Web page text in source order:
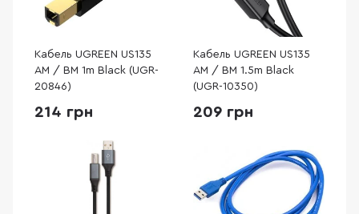
Кабель UGREEN US135
AM / BM 1m Black (UGR-
20846)
214 грн
Кабель UGREEN US135
AM / BM 1.5m Black
(UGR-10350)
209 грн